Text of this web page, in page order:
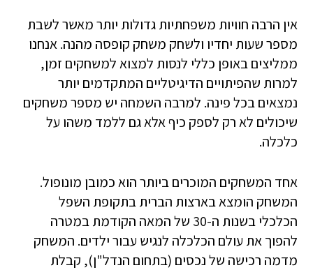
אין הרבה חוויות משפחתיות גדולות יותר מאשר לשבת
מספר שעות יחדיו ולשחק משחק קופסה מהנה. אנחנו
ממליצים באופן כללי לנסות למצוא למשחקים זמן,
למרות שהפיתויים הדיגיטליים המתקדמים יותר
נמצאים בכל פינה. למרבה השמחה יש מספר משחקים
שיכולים לא רק לספק כיף אלא גם ללמד משהו על
כלכלה.
אחד המשחקים המוכרים ביותר הוא כמובן מונופול.
המשחק הומצא בארצות הברית בתקופת השפל
הכלכלי בשנות ה-30 של המאה הקודמת במטרה
להפוך את עולם הכלכלה לנגיש עבור ילדים. המשחק
מדמה רכישה של נכסים (בתחום הנדל"ן), קבלת